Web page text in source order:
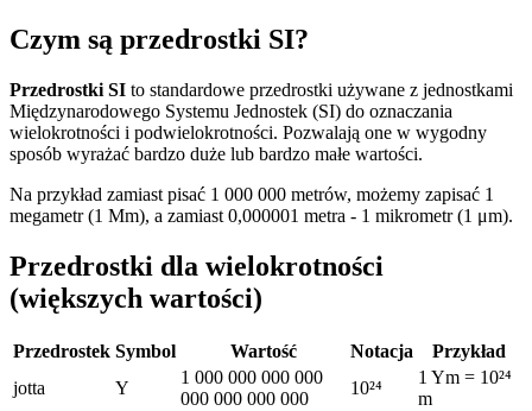
Czym są przedrostki SI?
Przedrostki SI to standardowe przedrostki używane z jednostkami
Międzynarodowego Systemu Jednostek (SI) do oznaczania
wielokrotności i podwielokrotności. Pozwalają one w wygodny
sposób wyrażać bardzo duże lub bardzo małe wartości.
Na przykład zamiast pisać 1 000 000 metrów, możemy zapisać 1
megametr (1 Mm), a zamiast 0,000001 metra - 1 mikrometr (1 μm).
Przedrostki dla wielokrotności
(większych wartości)
Przedrostek Symbol Wartość Notacja
Przykład
jotta
Y
1 000 000 000 000
000 000 000 000
10²⁴
1 Ym = 10²⁴
m